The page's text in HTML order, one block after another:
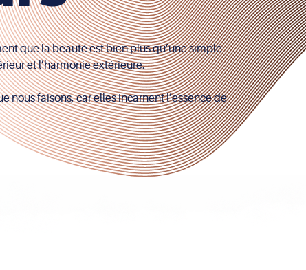
que la beauté est bien plus qu’une simple
et l’harmonie extérieure.
nous faisons, car elles incarnent l’essence de